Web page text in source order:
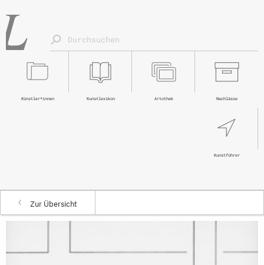
Nachlässe
Artothek
Kunstlexikon
Künstler*innen
Kunstführer
Zur Übersicht